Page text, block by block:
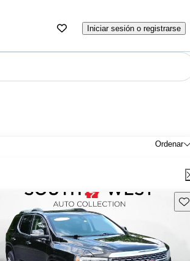
Iniciar sesión o registrarse
Ordenar
Aviso